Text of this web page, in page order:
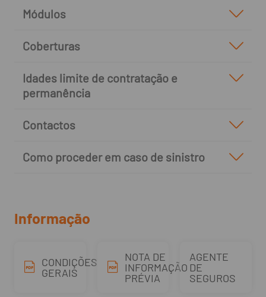
Módulos
Coberturas
Idades limite de contratação e
permanência
Contactos
Como proceder em caso de sinistro
Informação
CONDIÇÕES
GERAIS
NOTA DE
INFORMAÇÃO
PRÉVIA
AGENTE
DE
SEGUROS